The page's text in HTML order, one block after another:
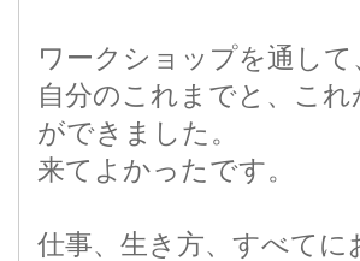
ワークショップを通し
自分のこれまでと、こ
ができました。
来てよかったです。
仕事、生き方、すべて